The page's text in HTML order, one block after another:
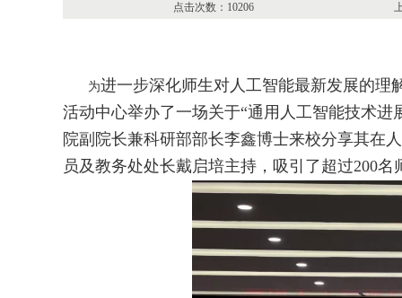
点击次数：10206 上传
为进一步深化师生对人工智能最新发展的理
活动中心举办了一场关于“通用人工智能技术
院副院长兼科研部部长李鑫博士来校分享其在
员及教务处处长戴启培主持，吸引了超过200名